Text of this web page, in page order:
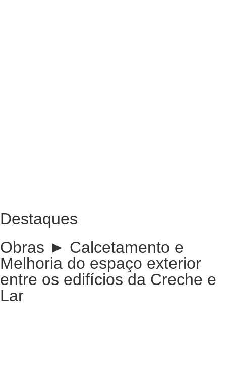
Destaques
Obras ► Calcetamento e
Melhoria do espaço exterior
entre os edifícios da Creche e
Lar